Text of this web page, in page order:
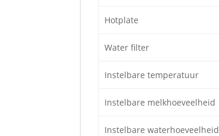
Hotplate
Water filter
Instelbare temperatuur
Instelbare melkhoeveelheid
Instelbare waterhoeveelheid